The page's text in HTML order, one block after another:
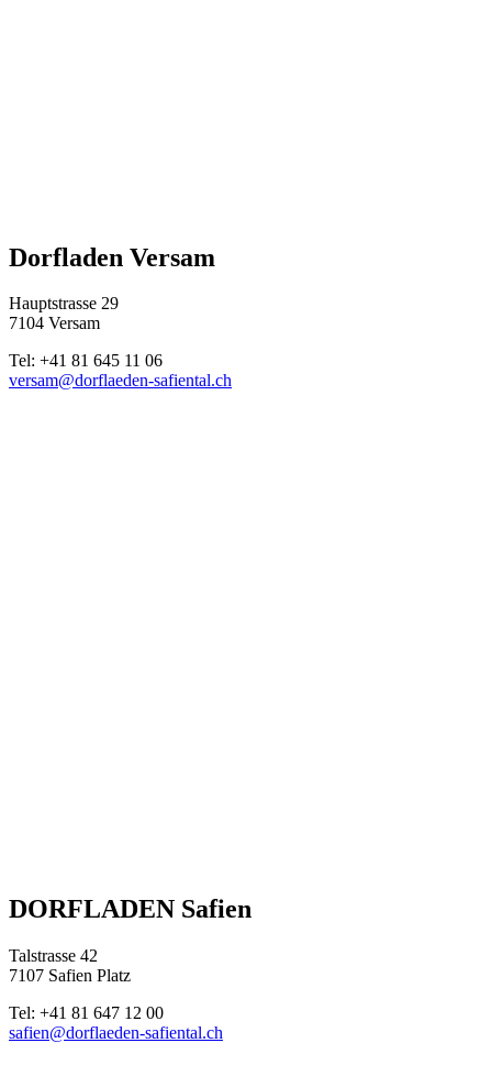
Dorfladen Versam
Hauptstrasse 29
7104 Versam
Tel: +41 81 645 11 06
versam@dorflaeden-safiental.ch
DORFLADEN Safien
Talstrasse 42
7107 Safien Platz
Tel: +41 81 647 12 00
safien@dorflaeden-safiental.ch